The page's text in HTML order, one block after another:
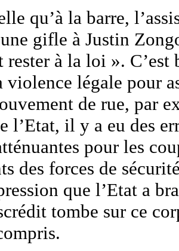
qu’à la barre,
gifle à Justin
à la loi ».
violence légale pour
de rue, par
l’Etat, il y a eu des
pour les
des forces de
que l’Etat a
tombe sur ce